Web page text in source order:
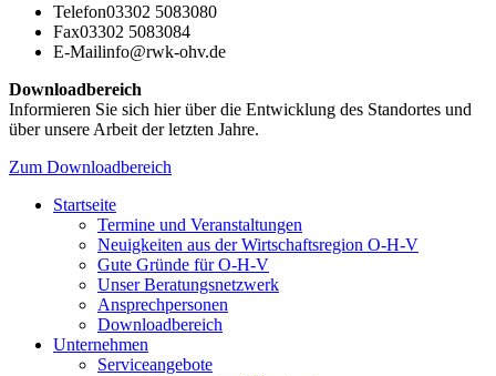
Telefon03302 5083080
Fax03302 5083084
E-Mailinfo@rwk-ohv.de
Downloadbereich
Informieren Sie sich hier über die Entwicklung des Standortes und
über unsere Arbeit der letzten Jahre.
Zum Downloadbereich
Startseite
Termine und Veranstaltungen
Neuigkeiten aus der Wirtschaftsregion O-H-V
Gute Gründe für O-H-V
Unser Beratungsnetzwerk
Ansprechpersonen
Downloadbereich
Unternehmen
Serviceangebote